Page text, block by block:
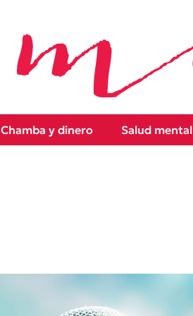
Chamba y dinero Salud mental